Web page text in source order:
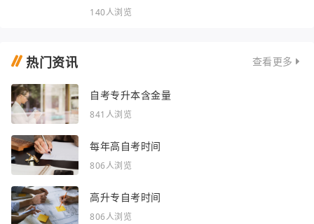
140人浏览
热门资讯 查看更多
自考专升本含金量
841人浏览
每年高自考时间
806人浏览
高升专自考时间
806人浏览